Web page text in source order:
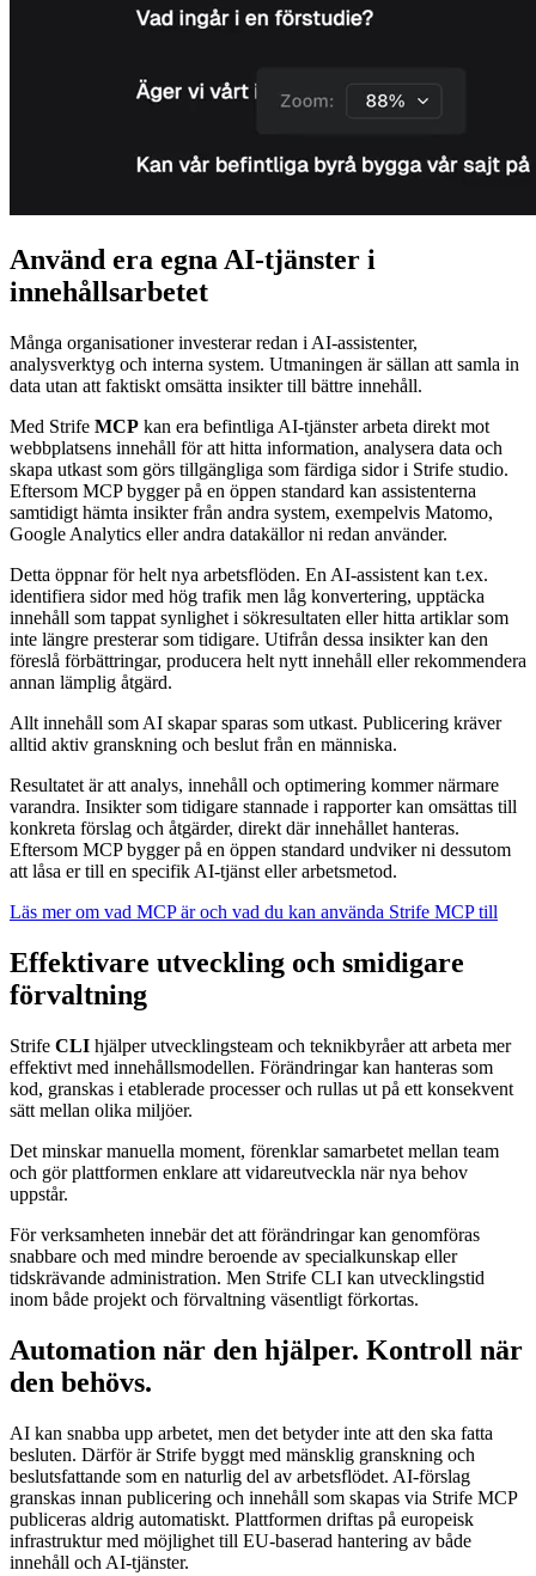
Använd era egna AI-tjänster i
innehållsarbetet
Många organisationer investerar redan i AI-assistenter,
analysverktyg och interna system. Utmaningen är sällan att samla in
data utan att faktiskt omsätta insikter till bättre innehåll.
Med Strife MCP kan era befintliga AI-tjänster arbeta direkt mot
webbplatsens innehåll för att hitta information, analysera data och
skapa utkast som görs tillgängliga som färdiga sidor i Strife studio.
Eftersom MCP bygger på en öppen standard kan assistenterna
samtidigt hämta insikter från andra system, exempelvis Matomo,
Google Analytics eller andra datakällor ni redan använder.
Detta öppnar för helt nya arbetsflöden. En AI-assistent kan t.ex.
identifiera sidor med hög trafik men låg konvertering, upptäcka
innehåll som tappat synlighet i sökresultaten eller hitta artiklar som
inte längre presterar som tidigare. Utifrån dessa insikter kan den
föreslå förbättringar, producera helt nytt innehåll eller rekommendera
annan lämplig åtgärd.
Allt innehåll som AI skapar sparas som utkast. Publicering kräver
alltid aktiv granskning och beslut från en människa.
Resultatet är att analys, innehåll och optimering kommer närmare
varandra. Insikter som tidigare stannade i rapporter kan omsättas till
konkreta förslag och åtgärder, direkt där innehållet hanteras.
Eftersom MCP bygger på en öppen standard undviker ni dessutom
att låsa er till en specifik AI-tjänst eller arbetsmetod.
Läs mer om vad MCP är och vad du kan använda Strife MCP till
Effektivare utveckling och smidigare
förvaltning
Strife CLI hjälper utvecklingsteam och teknikbyråer att arbeta mer
effektivt med innehållsmodellen. Förändringar kan hanteras som
kod, granskas i etablerade processer och rullas ut på ett konsekvent
sätt mellan olika miljöer.
Det minskar manuella moment, förenklar samarbetet mellan team
och gör plattformen enklare att vidareutveckla när nya behov
uppstår.
För verksamheten innebär det att förändringar kan genomföras
snabbare och med mindre beroende av specialkunskap eller
tidskrävande administration. Men Strife CLI kan utvecklingstid
inom både projekt och förvaltning väsentligt förkortas.
Automation när den hjälper. Kontroll när
den behövs.
AI kan snabba upp arbetet, men det betyder inte att den ska fatta
besluten. Därför är Strife byggt med mänsklig granskning och
beslutsfattande som en naturlig del av arbetsflödet. AI-förslag
granskas innan publicering och innehåll som skapas via Strife MCP
publiceras aldrig automatiskt. Plattformen driftas på europeisk
infrastruktur med möjlighet till EU-baserad hantering av både
innehåll och AI-tjänster.